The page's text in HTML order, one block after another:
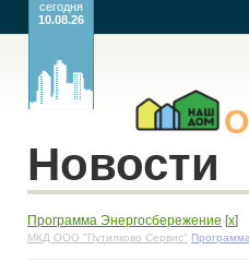
сегодня
10.08.26
Новости
Программа Энергосбережение [x]
МКД ООО "Путилково Сервис"